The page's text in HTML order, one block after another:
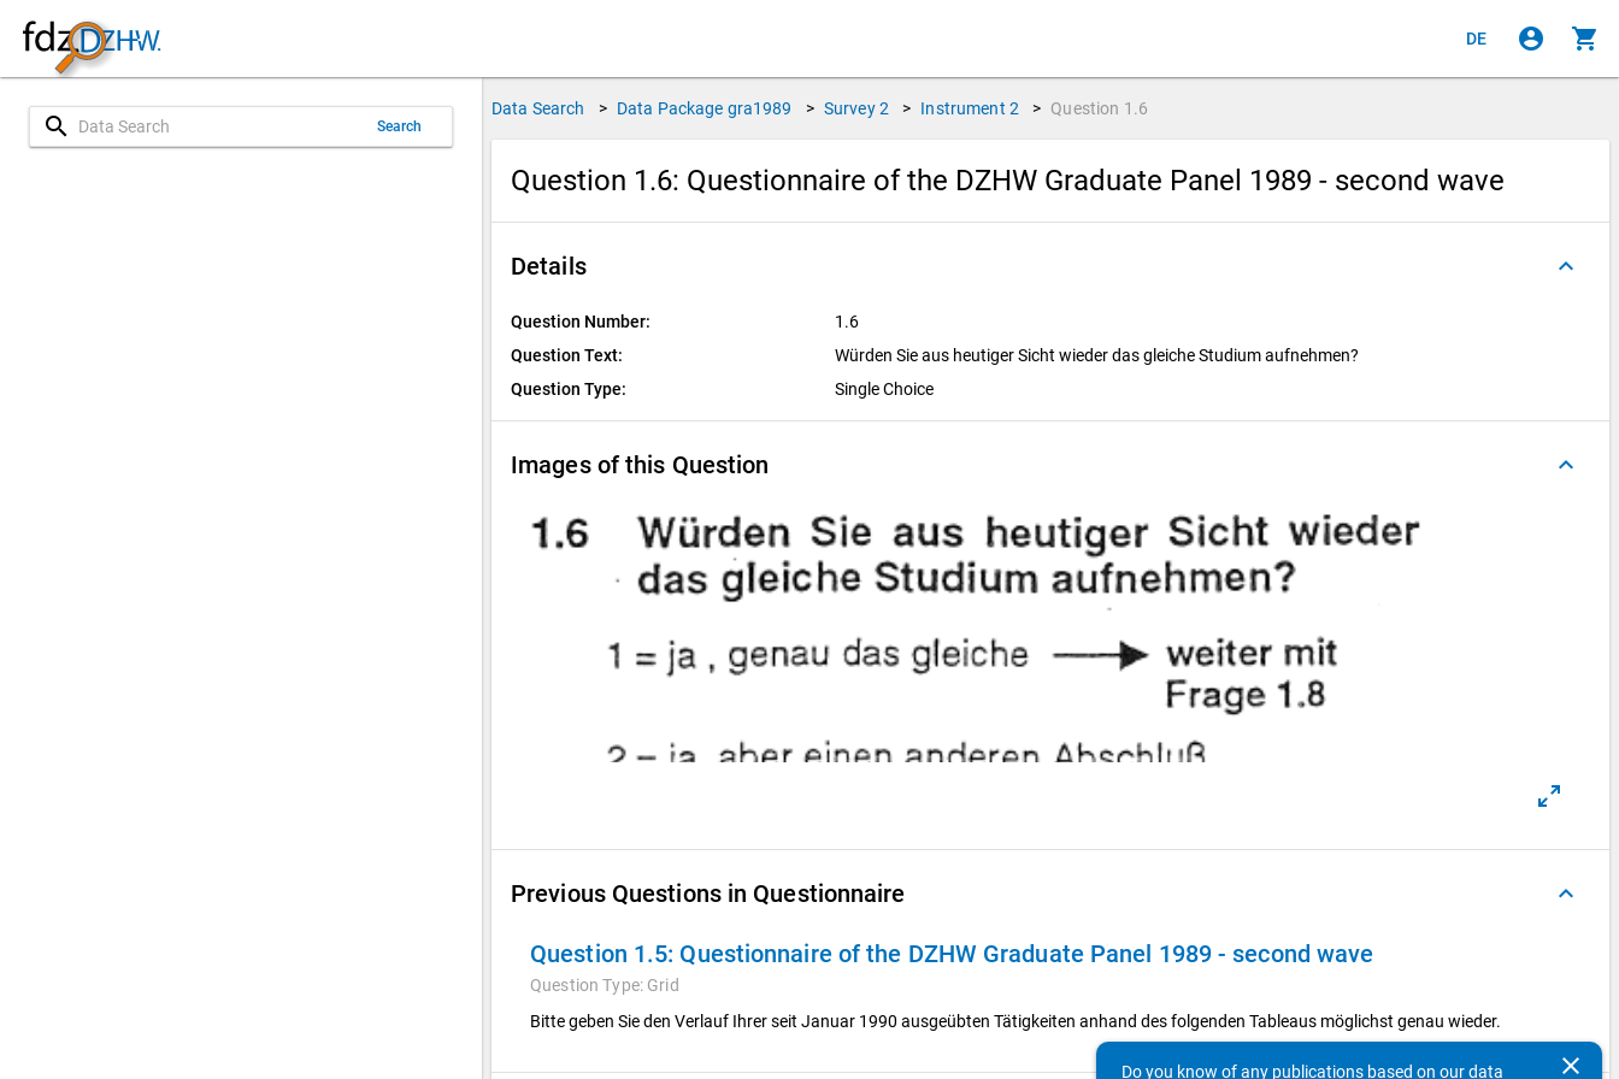
DE account_circle shopping_cart
search Search
Data Search > Data Package gra1989 > Survey 2 > Instrument 2 > Question 1.6
Question 1.6: Questionnaire of the DZHW Graduate Panel 1989 - second wave
Details keyboard_arrow_up
Question Number:
1.6
Question Text:
Würden Sie aus heutiger Sicht wieder das gleiche Studium aufnehmen?
Question Type:
Single Choice
Images of this Question keyboard_arrow_up
Previous Questions in Questionnaire keyboard_arrow_up
Question 1.5: Questionnaire of the DZHW Graduate Panel 1989 - second wave
Question Type: Grid
Bitte geben Sie den Verlauf Ihrer seit Januar 1990 ausgeübten Tätigkeiten anhand des folgenden Tableaus möglichst genau wieder.
clear
Do you know of any publications based on our data